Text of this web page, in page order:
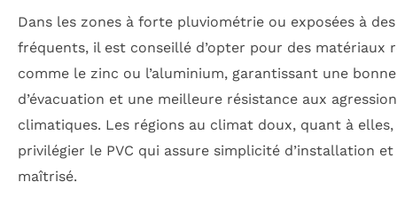
Dans les zones à forte pluviométrie ou exposées à
fréquents, il est conseillé d’opter pour des matériaux
comme le zinc ou l’aluminium, garantissant une
d’évacuation et une meilleure résistance aux
climatiques. Les régions au climat doux, quant à
privilégier le PVC qui assure simplicité d’installation
maîtrisé.